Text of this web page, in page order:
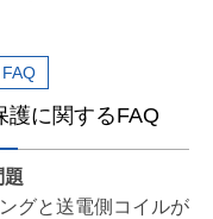
FAQ
護に関するFAQ
題
グと送電側コイルが